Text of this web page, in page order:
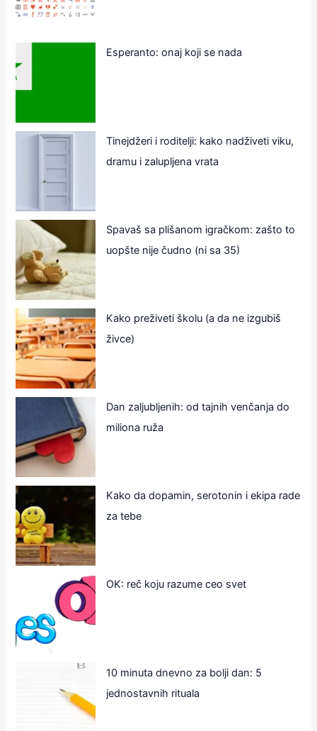
Esperanto: onaj koji se nada
Tinejdžeri i roditelji: kako nadživeti viku,
dramu i zalupljena vrata
Spavaš sa plišanom igračkom: zašto to
uopšte nije čudno (ni sa 35)
Kako preživeti školu (a da ne izgubiš
živce)
Dan zaljubljenih: od tajnih venčanja do
miliona ruža
Kako da dopamin, serotonin i ekipa rade
za tebe
OK: reč koju razume ceo svet
10 minuta dnevno za bolji dan: 5
jednostavnih rituala